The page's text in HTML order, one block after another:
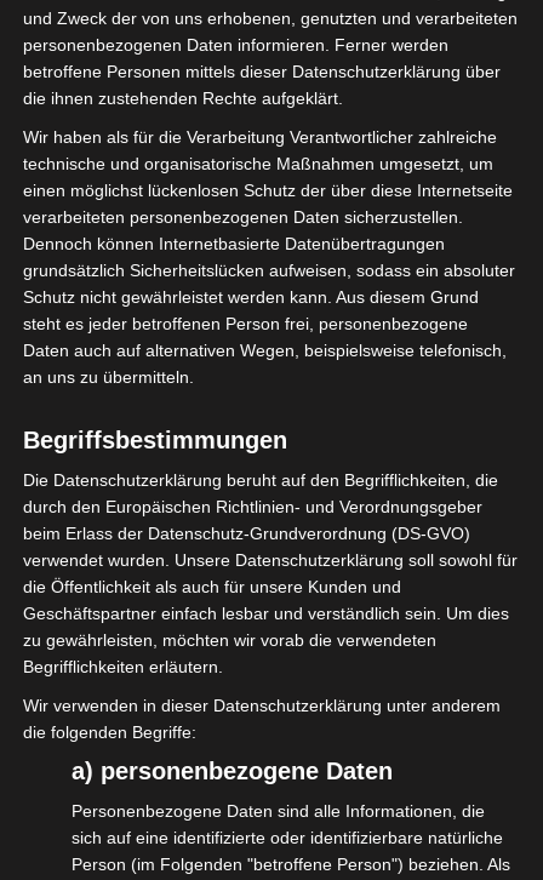
Casi setzt sich in der isdv unter anderem für
Auszubildende ein und organisiert den
Discord-Kanal Crewcall (www.crewcall-
live.de)
gegeben und berichtet über
Selbständigkeit, Fachkräftemangel und die
Ausbildungszukunft.
Ihr findet das Interview unter folgenden
Link:
https://www.backstagepro.de/
…/lichttechniker-carsten…
#isdv #crewcall#WirGemeinsamJetzt
und Zweck der von uns erhobenen, genutzten und verarbeiteten
personenbezogenen Daten informieren. Ferner werden
betroffene Personen mittels dieser Datenschutzerklärung über
die ihnen zustehenden Rechte aufgeklärt.
Wir haben als für die Verarbeitung Verantwortlicher zahlreiche
technische und organisatorische Maßnahmen umgesetzt, um
einen möglichst lückenlosen Schutz der über diese Internetseite
verarbeiteten personenbezogenen Daten sicherzustellen.
Dennoch können Internetbasierte Datenübertragungen
grundsätzlich Sicherheitslücken aufweisen, sodass ein absoluter
Schutz nicht gewährleistet werden kann. Aus diesem Grund
steht es jeder betroffenen Person frei, personenbezogene
Daten auch auf alternativen Wegen, beispielsweise telefonisch,
an uns zu übermitteln.
Begriffsbestimmungen
Die Datenschutzerklärung beruht auf den Begrifflichkeiten, die
durch den Europäischen Richtlinien- und Verordnungsgeber
beim Erlass der Datenschutz-Grundverordnung (DS-GVO)
verwendet wurden. Unsere Datenschutzerklärung soll sowohl für
die Öffentlichkeit als auch für unsere Kunden und
Geschäftspartner einfach lesbar und verständlich sein. Um dies
zu gewährleisten, möchten wir vorab die verwendeten
Begrifflichkeiten erläutern.
Wir verwenden in dieser Datenschutzerklärung unter anderem
die folgenden Begriffe:
a) personenbezogene Daten
Personenbezogene Daten sind alle Informationen, die
sich auf eine identifizierte oder identifizierbare natürliche
Person (im Folgenden "betroffene Person") beziehen. Als